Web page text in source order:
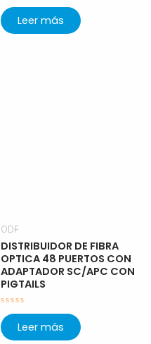
Valorado
con
0
de
Leer más
ODF
DISTRIBUIDOR DE FIBRA
OPTICA 48 PUERTOS CON
ADAPTADOR SC/APC CON
PIGTAILS
Valorado
con
0
de
Leer más